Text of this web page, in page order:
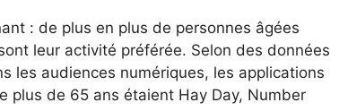
: de plus en plus de personnes âgées
leur activité préférée. Selon des données
les audiences numériques, les applications
plus de 65 ans étaient Hay Day, Number